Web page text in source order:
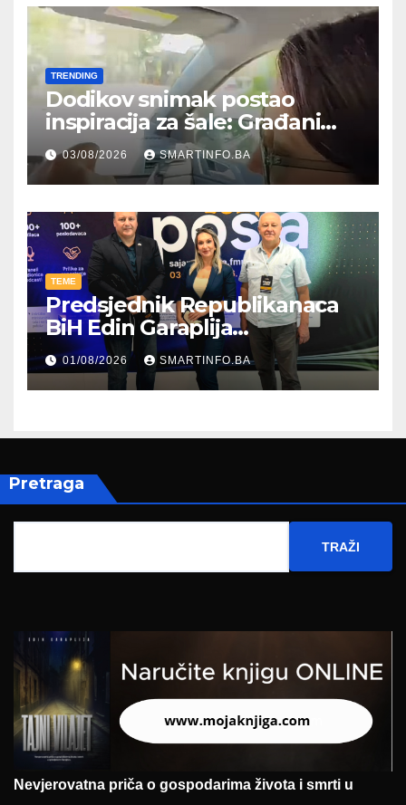
TRENDING
Dodikov snimak postao
inspiracija za šale: Građani
kroz parodiju poslali poruku
03/08/2026 SMARTINFO.BA
TEME
Predsjednik Republikanaca
BiH Edin Garaplija
prisustvovao prezentaciji
Federalnog sajma
zapošljavanja
01/08/2026 SMARTINFO.BA
Pretraga
TRAŽI
Nevjerovatna priča o gospodarima života i smrti u